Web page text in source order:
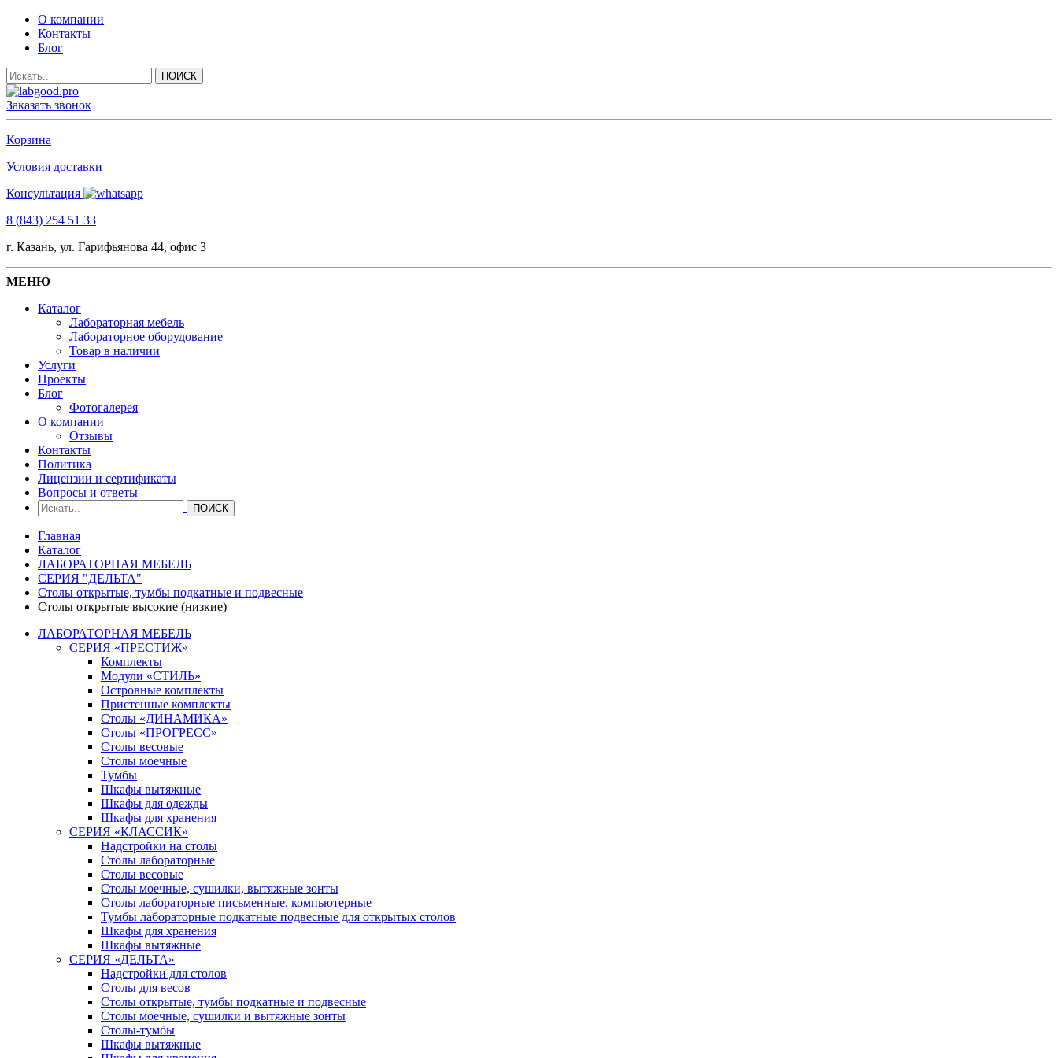
О компании
Контакты
Блог
Заказать звонок
Корзина
Условия доставки
Консультация
8 (843) 254 51 33
г. Казань, ул. Гарифьянова 44, офис 3
МЕНЮ
Каталог
Лабораторная мебель
Лабораторное оборудование
Товар в наличии
Услуги
Проекты
Блог
Фотогалерея
О компании
Отзывы
Контакты
Политика
Лицензии и сертификаты
Вопросы и ответы
Главная
Каталог
ЛАБОРАТОРНАЯ МЕБЕЛЬ
СЕРИЯ "ДЕЛЬТА"
Столы открытые, тумбы подкатные и подвесные
Столы открытые высокие (низкие)
ЛАБОРАТОРНАЯ МЕБЕЛЬ
СЕРИЯ «ПРЕСТИЖ»
Комплекты
Модули «СТИЛЬ»
Островные комплекты
Пристенные комплекты
Столы «ДИНАМИКА»
Столы «ПРОГРЕСС»
Столы весовые
Столы моечные
Тумбы
Шкафы вытяжные
Шкафы для одежды
Шкафы для хранения
СЕРИЯ «КЛАССИК»
Надстройки на столы
Столы лабораторные
Столы весовые
Столы моечные, сушилки, вытяжные зонты
Столы лабораторные письменные, компьютерные
Тумбы лабораторные подкатные подвесные для открытых столов
Шкафы для хранения
Шкафы вытяжные
СЕРИЯ «ДЕЛЬТА»
Надстройки для столов
Столы для весов
Столы открытые, тумбы подкатные и подвесные
Столы моечные, сушилки и вытяжные зонты
Столы-тумбы
Шкафы вытяжные